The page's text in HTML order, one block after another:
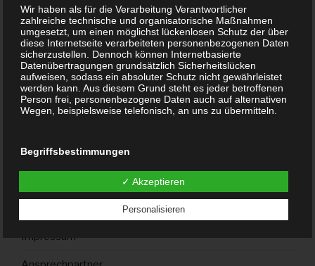
Startseite
Fussball
Herrenfußball
Jugendfußball
Tennisabteilung
Jungs“
Impressum
Wir haben als für die Verarbeitung Verantwortlicher
zahlreiche technische und organisatorische Maßnahmen
umgesetzt, um einen möglichst lückenlosen Schutz der über
diese Internetseite verarbeiteten personenbezogenen Daten
sicherzustellen. Dennoch können Internetbasierte
Datenübertragungen grundsätzlich Sicherheitslücken
aufweisen, sodass ein absoluter Schutz nicht gewährleistet
werden kann. Aus diesem Grund steht es jeder betroffenen
Person frei, personenbezogene Daten auch auf alternativen
Wegen, beispielsweise telefonisch, an uns zu übermitteln.
Begriffsbestimmungen
Die Datenschutzerklärung beruht auf den Begrifflichkeiten,
die durch den Europäischen Richtlinien- und
Verordnungsgeber beim Erlass der Datenschutz-
Grundverordnung (DS-GVO) verwendet wurden. Unsere
Datenschutzerklärung soll sowohl für die Öffentlichkeit als
und verständlich sein. Um dies zu gewährleisten, möchten
✓ Akzeptieren
Personalisieren